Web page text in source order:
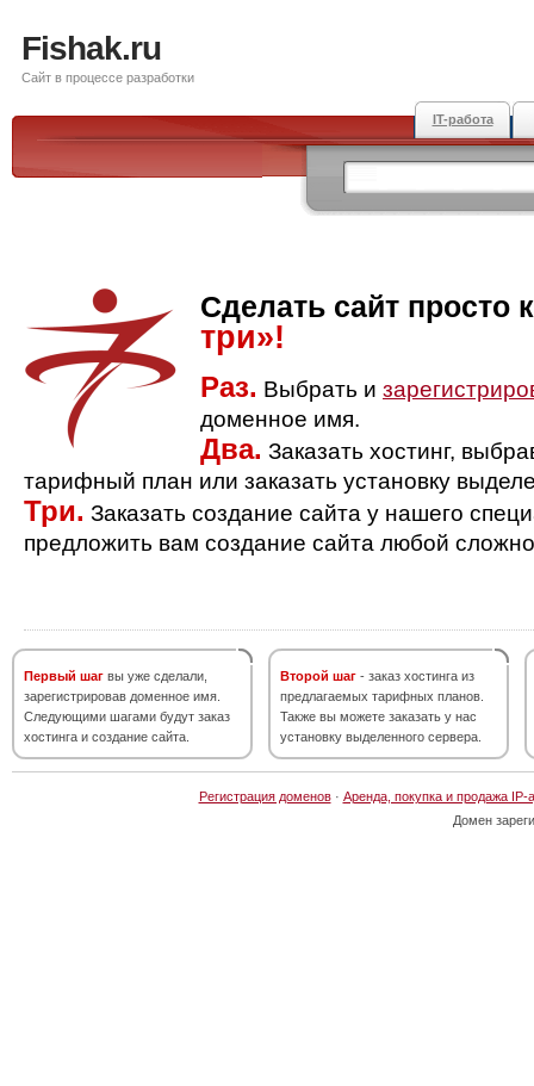
Fishak.ru
Сайт в процессе разработки
IT-работа
Сделать сайт просто
три»!
Раз. Выбрать и
доменное имя.
Два. Заказать хостинг,
тарифный план или заказать установку
Три. Заказать создание сайта у нашего
предложить вам создание сайта любой
Первый шаг вы уже сделали,
зарегистрировав доменное имя.
Следующими шагами будут заказ
хостинга и создание сайта.
Второй шаг - заказ хостинга из
предлагаемых тарифных планов.
Также вы можете заказать у нас
установку выделенного сервера.
Регистрация доменов· Аренда, покупка и продажа IP-
Домен